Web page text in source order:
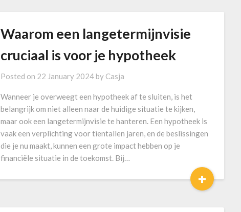
Waarom een langetermijnvisie
cruciaal is voor je hypotheek
Posted on 22 January 2024by Casja
Wanneer je overweegt een hypotheek af te sluiten, is het
belangrijk om niet alleen naar de huidige situatie te kijken,
maar ook een langetermijnvisie te hanteren. Een hypotheek is
vaak een verplichting voor tientallen jaren, en de beslissingen
die je nu maakt, kunnen een grote impact hebben op je
financiële situatie in de toekomst. Bij…
+